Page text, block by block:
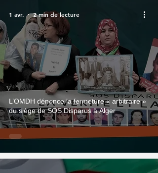
L’OMDH dénonce la fermeture « arbitraire »
du siège de SOS Disparus à Alger
Actualité
1 avr. 2 min de lecture